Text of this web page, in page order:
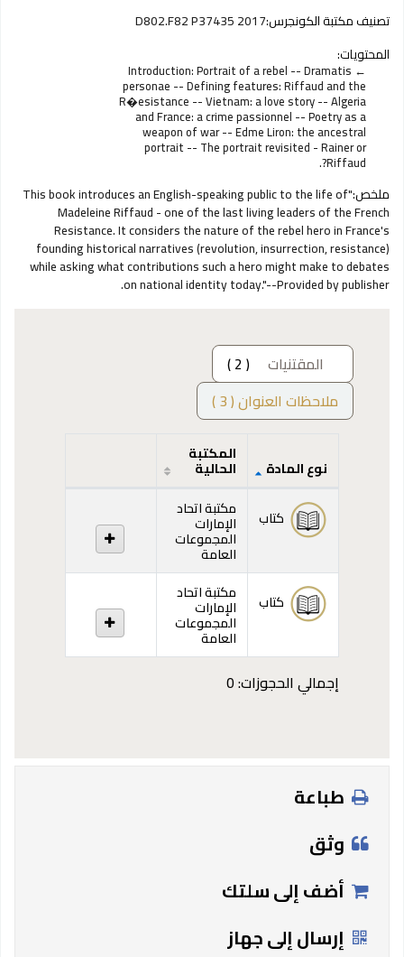
تصنيف مكتبة الكونجرس:D802.F82 P37435 2017
المحتويات:
Introduction: Portrait of a rebel -- Dramatis
personae -- Defining features: Riffaud and the
R�esistance -- Vietnam: a love story -- Algeria
and France: a crime passionnel -- Poetry as a
weapon of war -- Edme Liron: the ancestral
portrait -- The portrait revisited - Rainer or
Riffaud?.
ملخص:"This book introduces an English-speaking public to the life of
Madeleine Riffaud - one of the last living leaders of the French
Resistance. It considers the nature of the rebel hero in France's
founding historical narratives (revolution, insurrection, resistance)
while asking what contributions such a hero might make to debates
on national identity today."--Provided by publisher.
المقتنيات
( 2 )
ملاحظات العنوان ( 3 )
المقتنيات
نوع المادة
المكتبة
الحالية
كتاب مكتبة اتحاد
الإمارات
المجموعات
العامة
كتاب
مكتبة اتحاد
الإمارات
المجموعات
العامة
إجمالي الحجوزات: 0
طباعة
وثق
أضف إلى سلتك
إرسال إلى جهاز